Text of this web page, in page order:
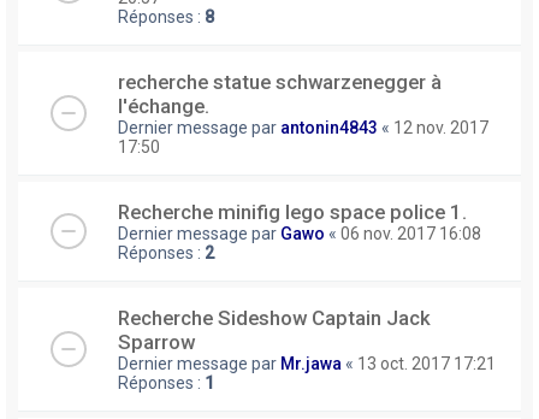
Réponses : 8
recherche statue schwarzenegger à
l'échange.
Dernier message par antonin4843 « 12 nov. 2017
17:50
Recherche minifig lego space police 1.
Dernier message par Gawo « 06 nov. 2017 16:08
Réponses : 2
Recherche Sideshow Captain Jack
Sparrow
Dernier message par Mr.jawa « 13 oct. 2017 17:21
Réponses : 1